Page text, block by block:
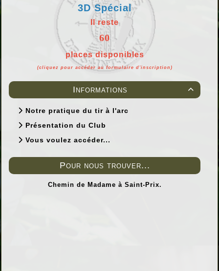
3D Spécial
Il reste
60
places disponibles
(cliquez pour accéder au formulaire d'inscription)

Informations
Notre pratique du tir à l'arc
Présentation du Club
Vous voulez accéder...
Pour nous trouver...
Chemin de Madame à Saint-Prix.